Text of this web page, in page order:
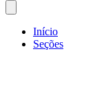
Início
Seções